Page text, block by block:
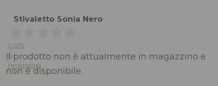
Stivaletto Sonia Nero
0,0/5
0
recensioni
Il prodotto non è attualmente in magazzino e
non è disponibile.